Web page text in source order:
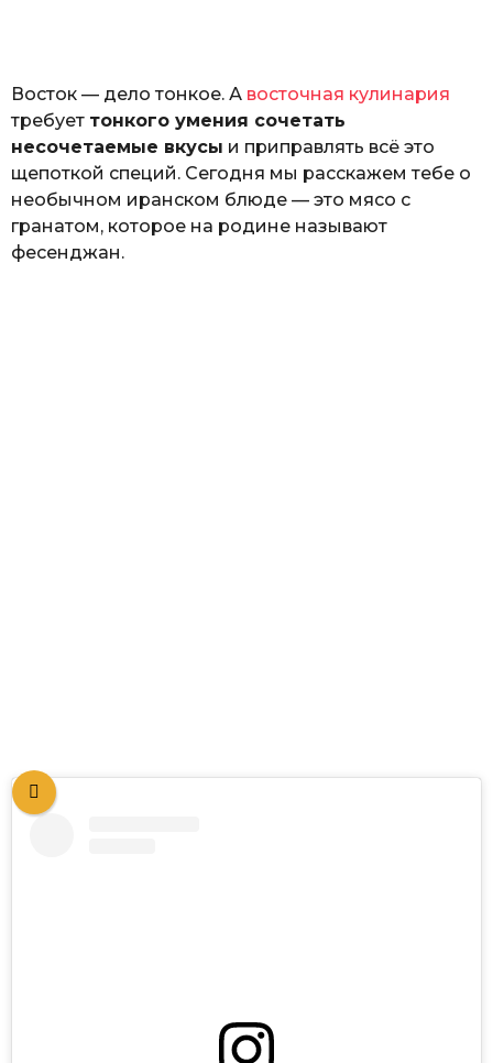
р
к
а
л
ю
к
Восток — дело тонкое. А восточная кулинария
требует тонкого умения сочетать
несочетаемые вкусы и приправлять всё это
щепоткой специй. Сегодня мы расскажем тебе о
необычном иранском блюде — это мясо с
гранатом, которое на родине называют
фесенджан.